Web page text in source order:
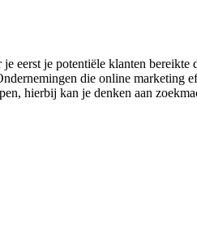
je potentiële klanten
die online marketing
hierbij kan je denken aan